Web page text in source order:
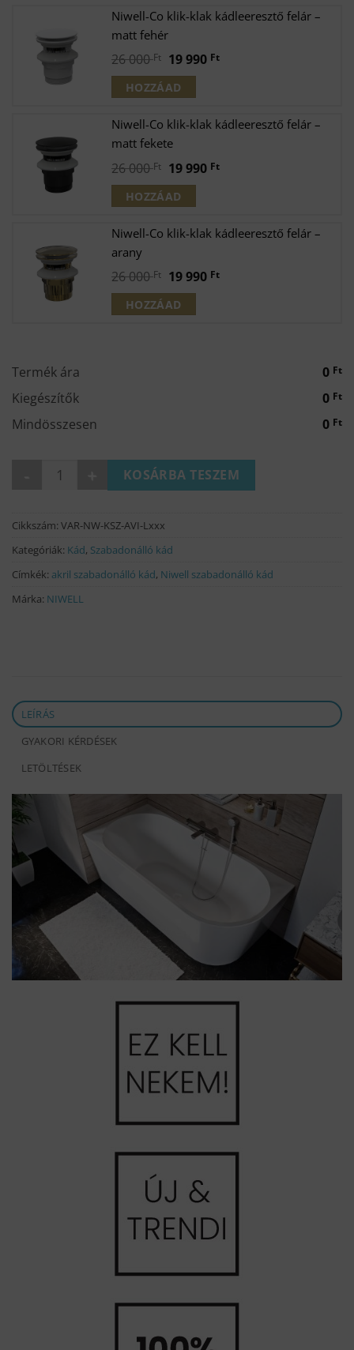
26
000 Ft.
19
Niwell-Co klik-klak kádleeresztő felár –
matt fehér
26 000Ft Original
price
was:
26
000 Ft.
19 990 FtCurrent
19
HOZZÁAD
Niwell-Co klik-klak kádleeresztő felár –
matt fekete
26 000Ft Original
price
was:
26
19 990 FtCurrent
19
HOZZÁAD
Niwell-Co klik-klak kádleeresztő felár –
arany
26 000Ft Original
price
was:
19 990 FtCurrent
HOZZÁAD
Termék ára 0 Ft
Kiegészítők 0 Ft
Mindösszesen 0 Ft
AVIORA-L (balos) fehér szabadonálló kád (3 méret) mennyiség
KOSÁRBA TESZEM
Cikkszám: VAR-NW-KSZ-AVI-Lxxx
Kategóriák: Kád, Szabadonálló kád
Címkék: akril szabadonálló kád, Niwell szabadonálló kád
Márka: NIWELL
LEÍRÁS
GYAKORI KÉRDÉSEK
LETÖLTÉSEK